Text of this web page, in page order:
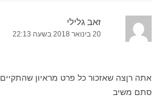
זאב גלילי
20 בינואר 2018 בשעה 22:13
אתה רןצה שאזכור כל פרט מראיון שהתקיים לפני 14
סתם משיב